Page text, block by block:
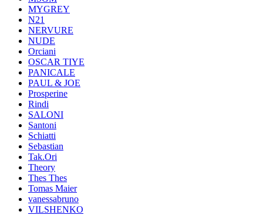
MYGREY
N21
NERVURE
NUDE
Orciani
OSCAR TIYE
PANICALE
PAUL & JOE
Prosperine
Rindi
SALONI
Santoni
Schiatti
Sebastian
Tak.Ori
Theory
Thes Thes
Tomas Maier
vanessabruno
VILSHENKO